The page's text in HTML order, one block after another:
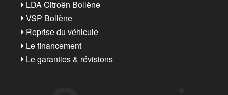
LDA Citroën Bollène
VSP Bollène
Reprise du véhicule
Le financement
Le garanties & révisions